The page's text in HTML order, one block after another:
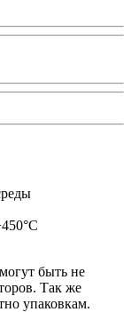
быть не
Так же
упаковкам.